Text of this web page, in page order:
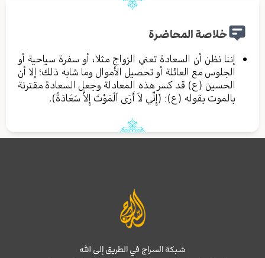
خلاصة المحاضرة
إننا نظن أن السعادة تعني الزواج مثلا، أو سفرة سياحية أو
الجلوس مع العائلة أو تحصيل الأموال وما شابه ذلك؛ إلا أن
الحسين (ع) قد كسر هذه المعادلة وجعل السعادة مقترنة
بالموت بقوله (ع): (َإِنِّي لاَ أَرَى اَلْمَوْتَ إِلاَّ سَعَادَةً).
شبكة السراج في الطريق إلى الله